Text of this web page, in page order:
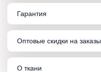
Гарантия
Оптовые скидки на заказы
О ткани